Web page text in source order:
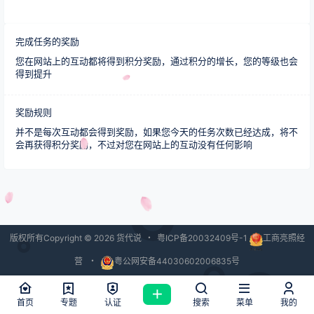
完成任务的奖励
您在网站上的互动都将得到积分奖励，通过积分的增长，您的等级也会
得到提升
奖励规则
并不是每次互动都会得到奖励，如果您今天的任务次数已经达成，将不
会再获得积分奖励，不过对您在网站上的互动没有任何影响
版权所有Copyright © 2026货代说 ・ 粤ICP备20032409号-1 工商亮照经
营 ・
粤公网安备44030602006835号
查询 42 次，耗时 2.0276 秒
首页
专题 认证 搜索 菜单 我的